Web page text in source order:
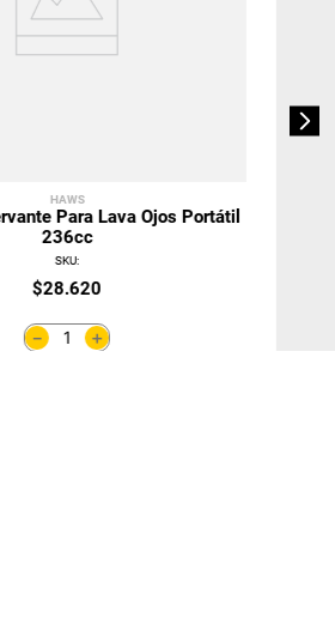
HAWS
Para Lava Ojos Portátil
236cc
SKU:
$28.620
＋
－